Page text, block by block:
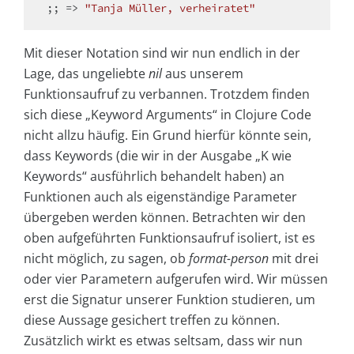
;; => "Tanja Müller, verheiratet"
Mit dieser Notation sind wir nun endlich in der
Lage, das ungeliebtenilaus unserem
Funktionsaufruf zu verbannen. Trotzdem finden
sich diese „Keyword Arguments“ in Clojure Code
nicht allzu häufig. Ein Grund hierfür könnte sein,
dass Keywords (die wir in der Ausgabe „K wie
Keywords“ ausführlich behandelt haben) an
Funktionen auch als eigenständige Parameter
übergeben werden können. Betrachten wir den
oben aufgeführten Funktionsaufruf isoliert, ist es
nicht möglich, zu sagen, ob format-person mit drei
oder vier Parametern aufgerufen wird. Wir müssen
erst die Signatur unserer Funktion studieren, um
diese Aussage gesichert treffen zu können.
Zusätzlich wirkt es etwas seltsam, dass wir nun